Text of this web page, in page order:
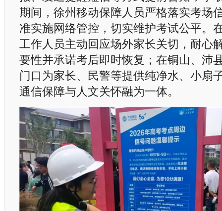
期间，徐州移动保障人员严格落实考场
准实施网络管控，切实维护考试公平。
工作人员主动回应场外家长关切，耐心
要性并承诺考后即时恢复；在铜山、沛
门口为家长、民警等提供纯净水、小扇
通信保障与人文关怀融为一体。